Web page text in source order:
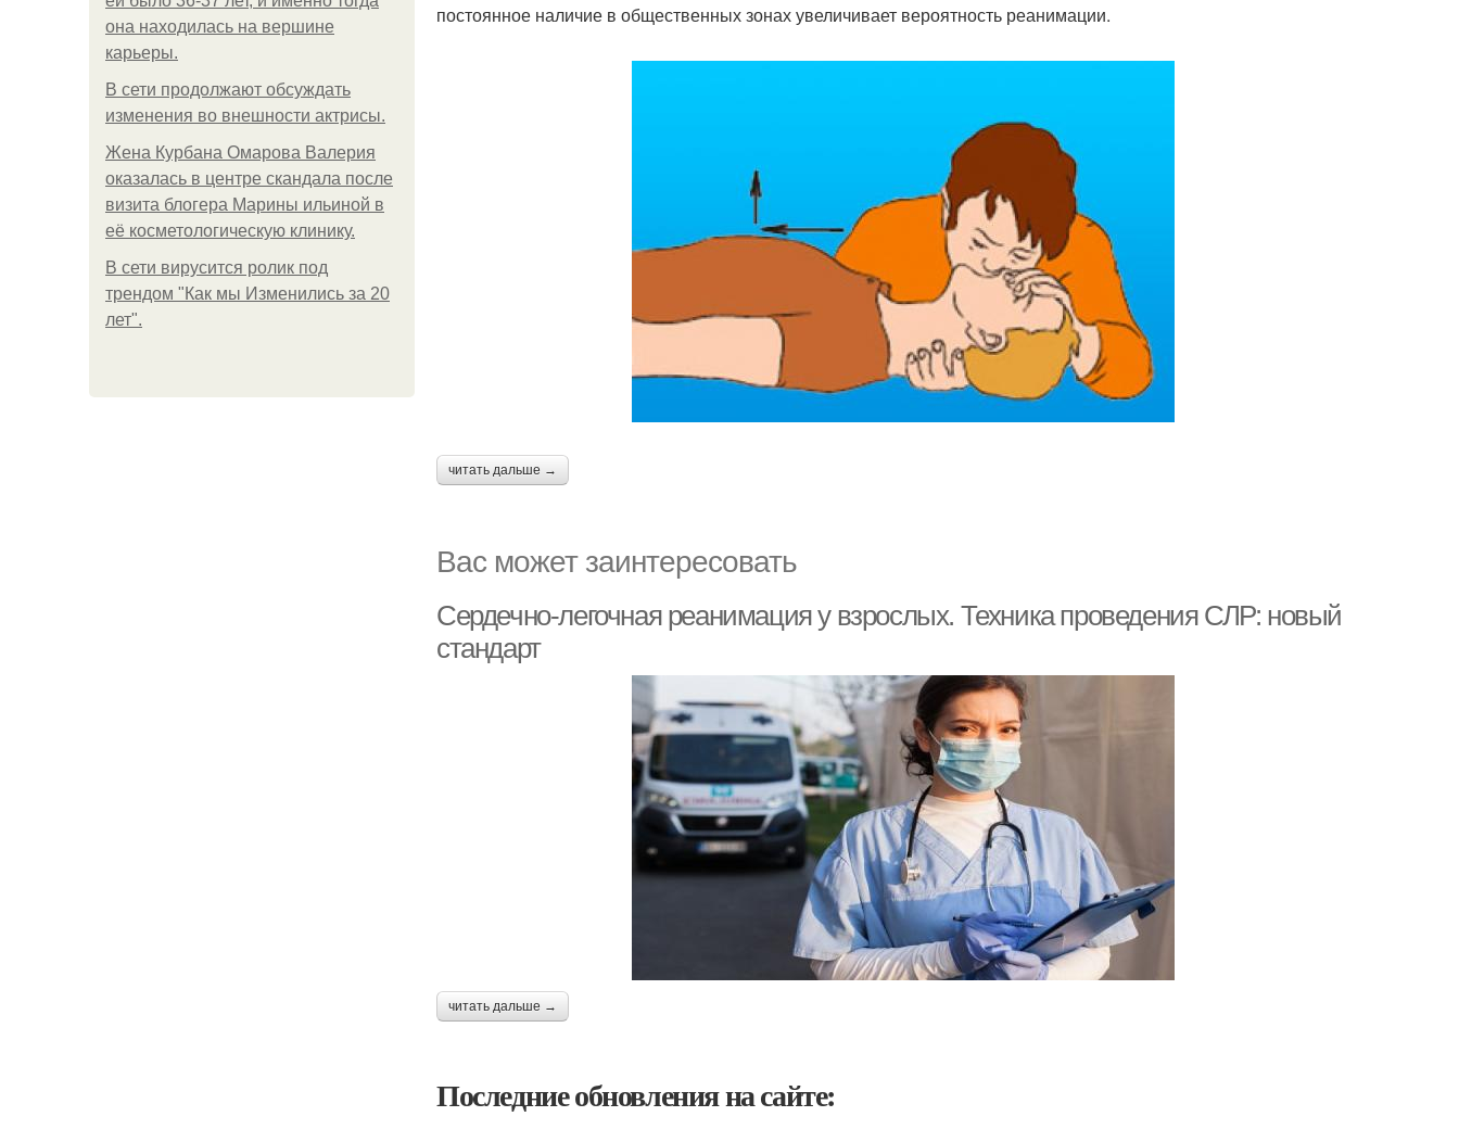
она находилась на вершине
карьеры.
В сети продолжают обсуждать
изменения во внешности актрисы.
Жена Курбана Омарова Валерия
оказалась в центре скандала после
визита блогера Марины ильиной в
её косметологическую клинику.
В сети вирусится ролик под
трендом "Как мы Изменились за 20
лет".
постоянное наличие в общественных зонах увеличивает вероятность реанимации.
читать дальше →
Вас может заинтересовать
Сердечно-легочная реанимация у взрослых. Техника проведения СЛР: новый
стандарт
читать дальше →
Последние обновления на сайте: